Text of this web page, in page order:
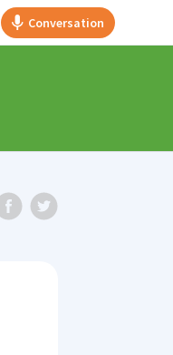
Conversation